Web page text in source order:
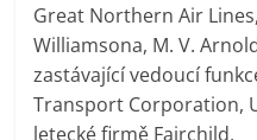
Great Northern Air
Williamsona, M. V.
zastávající vedoucí
Transport Corporation,
letecké firmě Fairchild,